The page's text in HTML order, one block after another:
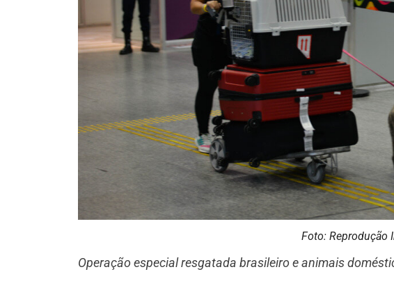
Foto: Reprodução
Operação especial resgatada brasileiro e animais